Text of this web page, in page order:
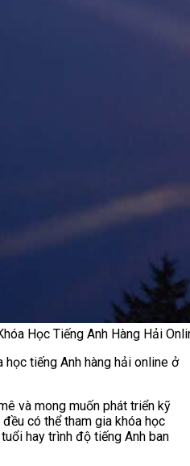
Học Tiếng Anh Hàng Hải
học tiếng Anh hàng hải online ở
và mong muốn phát triển kỹ
có thể tham gia khóa học
hay trình độ tiếng Anh ban